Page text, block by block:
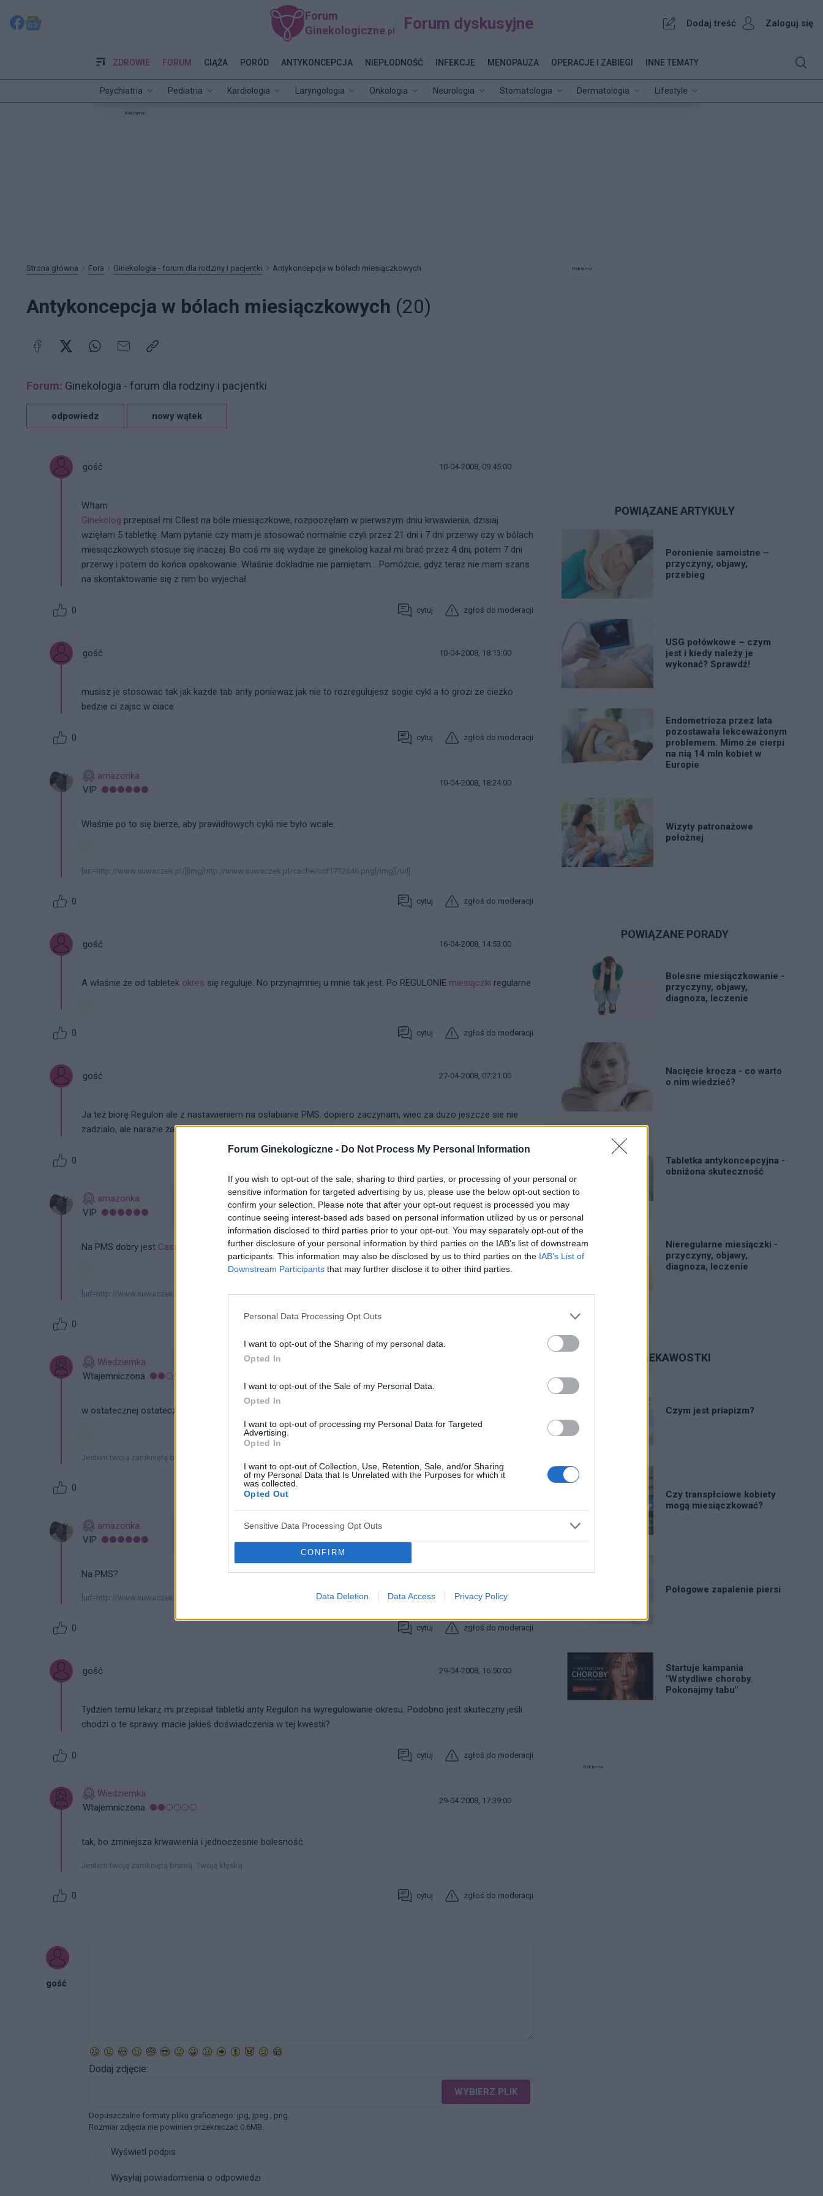
Forum Ginekologiczne - Do Not Process My Personal Information
If you wish to opt-out of the sale, sharing to third parties, or processing of your personal or
sensitive information for targeted advertising by us, please use the below opt-out section to
confirm your selection. Please note that after your opt-out request is processed you may
continue seeing interest-based ads based on personal information utilized by us or personal
information disclosed to third parties prior to your opt-out. You may separately opt-out of the
further disclosure of your personal information by third parties on the IAB’s list of downstream
participants. This information may also be disclosed by us to third parties on the IAB’s List of
Downstream Participants that may further disclose it to other third parties.
Personal Data Processing Opt Outs
I want to opt-out of the Sharing of my personal data.
Opted In
I want to opt-out of the Sale of my Personal Data.
Opted In
I want to opt-out of processing my Personal Data for Targeted
Advertising.
Opted In
I want to opt-out of Collection, Use, Retention, Sale, and/or Sharing
of my Personal Data that Is Unrelated with the Purposes for which it
was collected.
Opted Out
Sensitive Data Processing Opt Outs
CONFIRM
Data Deletion Data Access Privacy Policy
Forum
Ginekologiczne .pl Forum dyskusyjne Dodaj treść Zaloguj się
ZDROWIE
Psychiatria Pediatria Kardiologia Laryngologia Onkologia Neurologia Stomatologia Dermatologia Lifestyle
FORUM CIĄŻA PORÓD ANTYKONCEPCJA NIEPŁODNOŚĆ INFEKCJE MENOPAUZA OPERACJE I ZABIEGI INNE TEMATY
Reklama:
Strona główna Fora Ginekologia - forum dla rodziny i pacjentki Antykoncepcja w bólach miesiączkowych
Antykoncepcja w bólach miesiączkowych (20)
Forum: Ginekologia - forum dla rodziny i pacjentki
odpowiedz nowy wątek
gość 10-04-2008, 09:45:00
WItam
Ginekolog przepisał mi CIlest na bóle miesiączkowe, rozpoczęłam w pierwszym dniu krwawienia, dzisiaj
wzięłam 5 tabletkę. Mam pytanie czy mam je stosować normalnie czyli przez 21 dni i 7 dni przerwy czy w bólach
miesiączkowych stosuje się inaczej. Bo coś mi się wydaje że ginekolog kazał mi brać przez 4 dni, potem 7 dni
przerwy i potem do końca opakowanie. Właśnie dokładnie nie pamiętam... Pomóżcie, gdyż teraz nie mam szans
na skontaktowanie się z nim bo wyjechał.
0 cytuj zgłoś do moderacji
gość 10-04-2008, 18:13:00
musisz je stosowac tak jak kazde tab anty poniewaz jak nie to rozregulujesz sogie cykl a to grozi ze ciezko
bedzie ci zajsc w ciace
0 cytuj zgłoś do moderacji
amazonka
VIP
10-04-2008, 18:24:00
Właśnie po to się bierze, aby prawidłowych cykli nie było wcale.
[url=http://www.suwaczek.pl/][img]http://www.suwaczek.pl/cache/ccf1712646.png[/img][/url]
0 cytuj zgłoś do moderacji
gość 16-04-2008, 14:53:00
A właśnie że od tabletek okres się reguluje. No przynajmniej u mnie tak jest. Po REGULONIE miesiączki regularne
0 cytuj zgłoś do moderacji
gość 27-04-2008, 07:21:00
Ja też biorę Regulon ale z nastawieniem na osłabianie PMS. dopiero zaczynam, wiec za duzo jeszcze sie nie
zadzialo, ale narazie żadnych skutkow ubocznych nie mam.
0
amazonka
VIP
28-04-2008, 07:15:00
Na PMS dobry jest Castagnus - ziołowy lek bez recepty.
[url=http://www.suwaczek.pl/][img]http://www.suwaczek.pl/cache/ccf1712646.png[/img][/url]
0
Wiedziemka
Wtajemniczona
w ostatecznej ostateczności wkładka hormonalna
Jestem twoją zamkniętą bramą. Twoją klęską.
0
amazonka
VIP
Na PMS?
[url=http://www.suwaczek.pl/][img]http://www.suwaczek.pl/cache/ccf1712646.png[/img][/url]
0 cytuj zgłoś do moderacji
gość 29-04-2008, 16:50:00
Tydzien temu lekarz mi przepisał tabletki anty Regulon na wyregulowanie okresu. Podobno jest skuteczny jeśli
chodzi o te sprawy. macie jakieś doświadczenia w tej kwestii?
0 cytuj zgłoś do moderacji
Wiedziemka
Wtajemniczona
29-04-2008, 17:39:00
tak, bo zmniejsza krwawienia i jednoczesnie bolesność
Jestem twoją zamkniętą bramą. Twoją klęską.
0 cytuj zgłoś do moderacji
gość
Dodaj zdjęcie:
WYBIERZ PLIK
Dopuszczalne formaty pliku graficznego: jpg, jpeg , png.
Rozmiar zdjęcia nie powinien przekraczać 0.6MB.
Wyświetl podpis
Wysyłaj powiadomienia o odpowiedzi
Reklama:
POWIĄZANE ARTYKUŁY
Poronienie samoistne –
przyczyny, objawy,
przebieg
USG połówkowe – czym
jest i kiedy należy je
wykonać? Sprawdź!
Endometrioza przez lata
pozostawała lekceważonym
problemem. Mimo że cierpi
na nią 14 mln kobiet w
Europie
Wizyty patronażowe
położnej
POWIĄZANE PORADY
Bolesne miesiączkowanie -
przyczyny, objawy,
diagnoza, leczenie
Nacięcie krocza - co warto
o nim wiedzieć?
Tabletka antykoncepcyjna -
obniżona skuteczność
Nieregularne miesiączki -
przyczyny, objawy,
diagnoza, leczenie
CIEKAWOSTKI
Czym jest priapizm?
Czy transpłciowe kobiety
mogą miesiączkować?
Połogowe zapalenie piersi
Startuje kampania
"Wstydliwe choroby.
Pokonajmy tabu"
Reklama: